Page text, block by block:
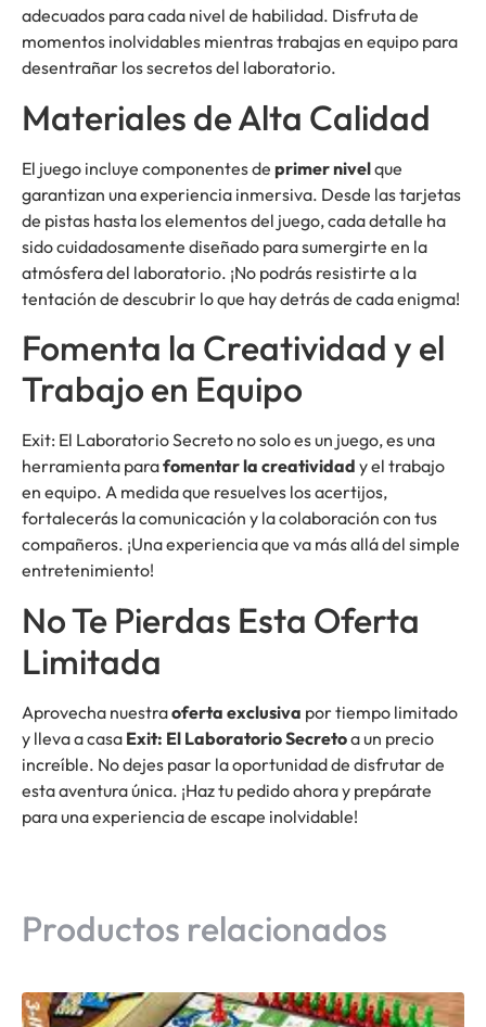
adecuados para cada nivel de habilidad. Disfruta de
momentos inolvidables mientras trabajas en equipo para
desentrañar los secretos del laboratorio.
Materiales de Alta Calidad
El juego incluye componentes de primer nivelque
garantizan una experiencia inmersiva. Desde las tarjetas
de pistas hasta los elementos del juego, cada detalle ha
sido cuidadosamente diseñado para sumergirte en la
atmósfera del laboratorio. ¡No podrás resistirte a la
tentación de descubrir lo que hay detrás de cada enigma!
Fomenta la Creatividad y el
Trabajo en Equipo
Exit: El Laboratorio Secreto no solo es un juego, es una
herramienta parafomentar la creatividad y el trabajo
en equipo. A medida que resuelves los acertijos,
fortalecerás la comunicación y la colaboración con tus
compañeros. ¡Una experiencia que va más allá del simple
entretenimiento!
No Te Pierdas Esta Oferta
Limitada
Aprovecha nuestraoferta exclusiva por tiempo limitado
y lleva a casa Exit: El Laboratorio Secretoa un precio
increíble. No dejes pasar la oportunidad de disfrutar de
esta aventura única. ¡Haz tu pedido ahora y prepárate
para una experiencia de escape inolvidable!
Productos relacionados